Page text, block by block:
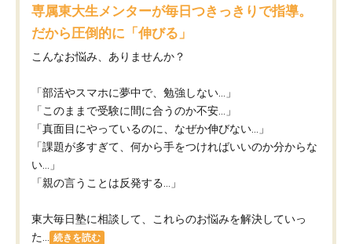
専属東大生メンターが毎日つきっきりで指導。
だから圧倒的に「伸びる」
こんなお悩み、ありませんか？
「部活やスマホに夢中で、勉強しない…」
「このままで受験に間に合うのか不安…」
「真面目にやっているのに、なぜか伸びない…」
「課題が多すぎて、何から手をつければいいのか分からな
い…」
「親の言うことは反発する…」
東大毎日塾に相談して、これらのお悩みを解決していっ
た...
続きを読む